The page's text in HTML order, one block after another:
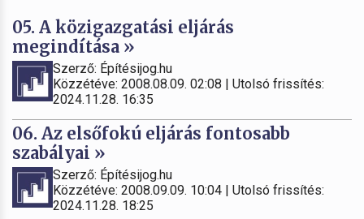
05. A közigazgatási eljárás
megindítása »
Szerző: Építésijog.hu
Közzétéve: 2008.08.09. 02:08 | Utolsó frissítés:
2024.11.28. 16:35
06. Az elsőfokú eljárás fontosabb
szabályai »
Szerző: Építésijog.hu
Közzétéve: 2008.09.09. 10:04 | Utolsó frissítés:
2024.11.28. 18:25